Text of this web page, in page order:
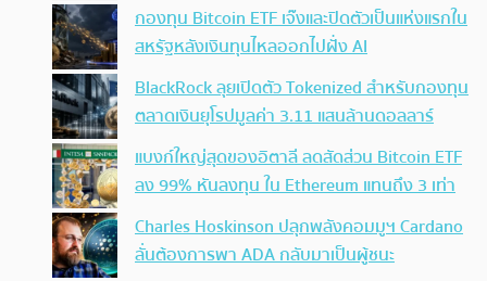
กองทุน Bitcoin ETF เจ๊งและปิดตัวเป็นแห่งแรกใน
สหรัฐหลังเงินทุนไหลออกไปฝั่ง AI
BlackRock ลุยเปิดตัว Tokenized สำหรับกองทุน
ตลาดเงินยุโรปมูลค่า 3.11 แสนล้านดอลลาร์
แบงก์ใหญ่สุดของอิตาลี ลดสัดส่วน Bitcoin ETF
ลง 99% หันลงทุน ใน Ethereum แทนถึง 3 เท่า
Charles Hoskinson ปลุกพลังคอมมูฯ Cardano
ลั่นต้องการพา ADA กลับมาเป็นผู้ชนะ